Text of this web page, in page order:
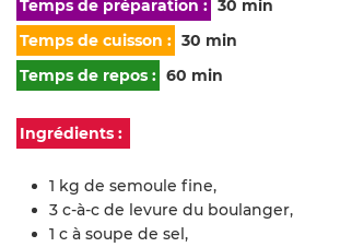
Temps de préparation : 30 min
Temps de cuisson : 30 min
Temps de repos : 60 min
Ingrédients :
1 kg de semoule fine,
3 c-à-c de levure du boulanger,
1 c à soupe de sel,